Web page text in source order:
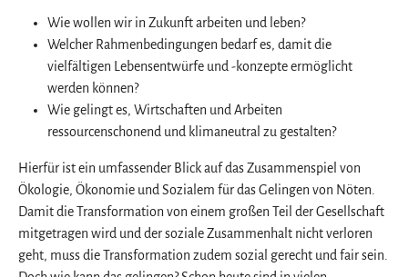
Wie wollen wir in Zukunft arbeiten und leben?
Welcher Rahmenbedingungen bedarf es, damit die
vielfältigen Lebensentwürfe und -konzepte ermöglicht
werden können?
Wie gelingt es, Wirtschaften und Arbeiten
ressourcenschonend und klimaneutral zu gestalten?
Hierfür ist ein umfassender Blick auf das Zusammenspiel von
Ökologie, Ökonomie und Sozialem für das Gelingen von Nöten.
Damit die Transformation von einem großen Teil der Gesellschaft
mitgetragen wird und der soziale Zusammenhalt nicht verloren
geht, muss die Transformation zudem sozial gerecht und fair sein.